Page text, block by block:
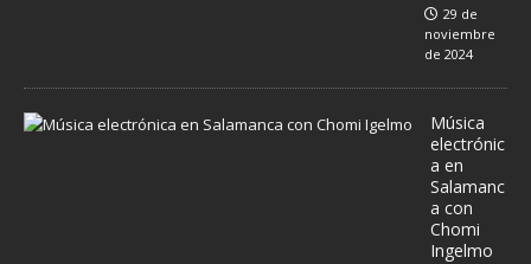
29 de
noviembre
de 2024
Música
electrónic
a en
Salamanc
a con
Chomi
Ingelmo